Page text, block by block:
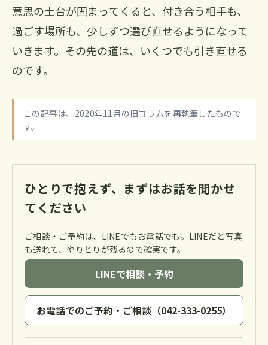
意思の土台が固まってくると、付き合う相手も、
過ごす場所も、少しずつ選び直せるようになって
いきます。その先の道は、いくつでも引き直せる
のです。
この記事は、2020年11月の旧コラムを再執筆したもので
す。
ひとりで抱えず、まずはお話を聞かせ
てください
ご相談・ご予約は、LINEでもお電話でも。LINEだと写真
も送れて、やりとりが残るので確実です。
LINEで相談・予約
お電話でのご予約・ご相談（042-333-0255）